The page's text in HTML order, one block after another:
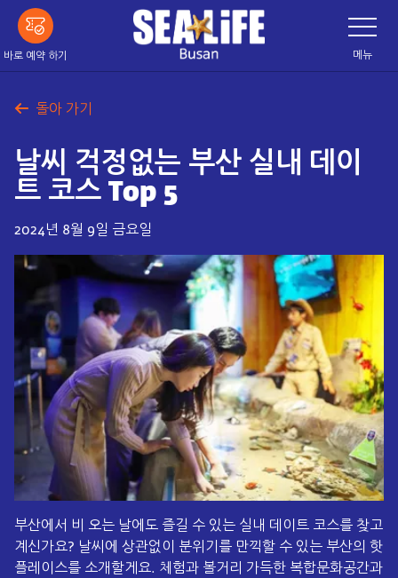
내
용
바로 예약 하기
네
이
게
이
바
메뉴
돌아 가기
날씨 걱정없는 부산 실내 데이
트 코스 Top 5
2024년 8월 9일 금요일
부산에서 비 오는 날에도 즐길 수 있는 실내 데이트 코스를 찾고
계신가요? 날씨에 상관없이 분위기를 만끽할 수 있는 부산의 핫
플레이스를 소개할게요. 체험과 볼거리 가득한 복합문화공간과